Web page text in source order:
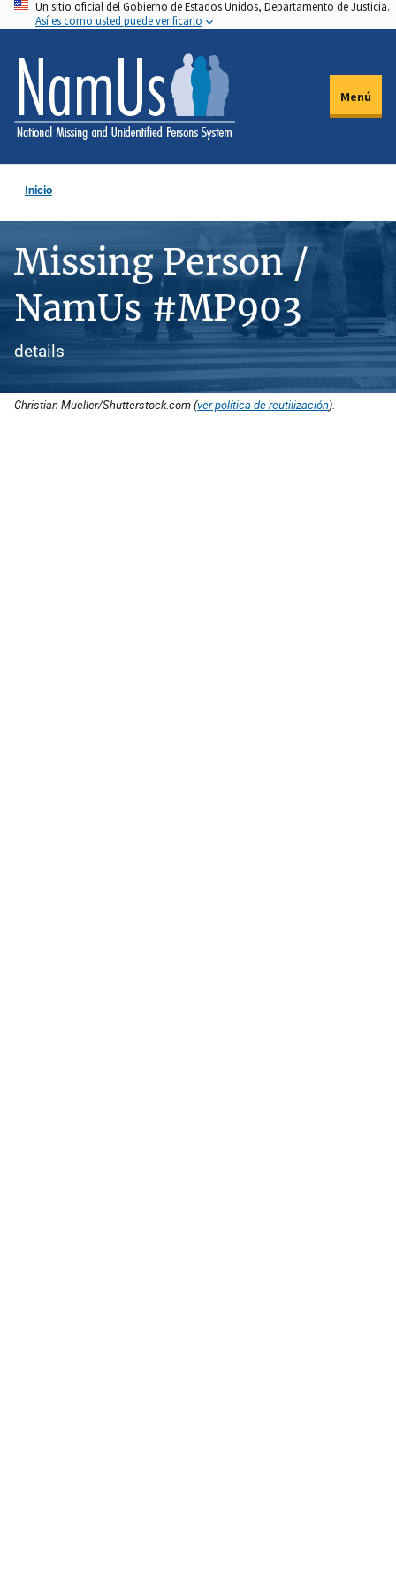
Pasar
al
contenido
principal
Un sitio oficial del Gobierno de Estados Unidos, Departamento de Justicia.
Así es como usted puede verificarlo
Menú
Inicio
Missing Person /
NamUs #MP903
details
Christian Mueller/Shutterstock.com (ver política de reutilización).